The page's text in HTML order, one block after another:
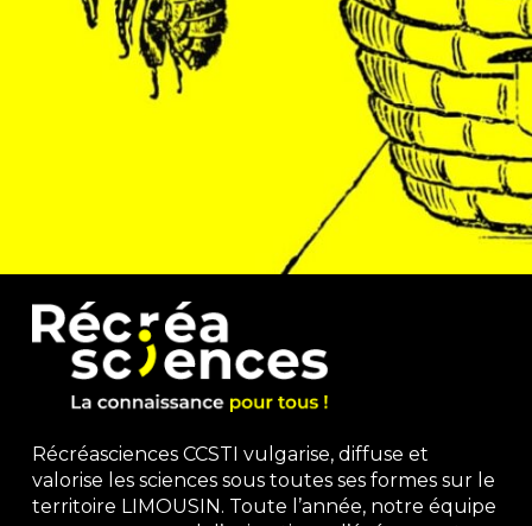
Récréasciences CCSTI vulgarise, diffuse et
valorise les sciences sous toutes ses formes sur le
territoire LIMOUSIN. Toute l’année, notre équipe